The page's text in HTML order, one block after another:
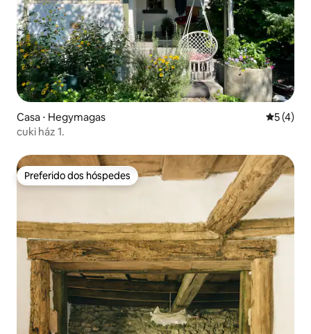
Casa ⋅ Hegymagas 5 de
5 (4)
cuki ház 1.
Preferido dos hóspedes
Preferido dos hóspedes